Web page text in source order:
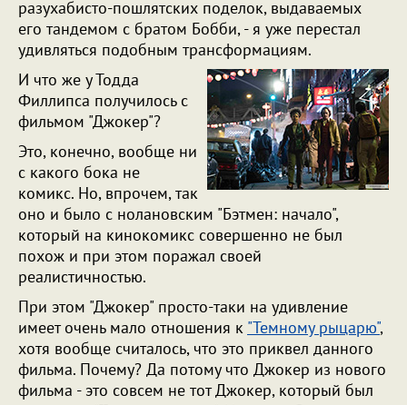
разухабисто-пошлятских поделок, выдаваемых
его тандемом с братом Бобби, - я уже перестал
удивляться подобным трансформациям.
И что же у Тодда
Филлипса получилось с
фильмом "Джокер"?
Это, конечно, вообще ни
с какого бока не
комикс. Но, впрочем, так
оно и было с нолановским "Бэтмен: начало",
который на кинокомикс совершенно не был
похож и при этом поражал своей
реалистичностью.
При этом "Джокер" просто-таки на удивление
имеет очень мало отношения к "Темному рыцарю",
хотя вообще считалось, что это приквел данного
фильма. Почему? Да потому что Джокер из нового
фильма - это совсем не тот Джокер, который был